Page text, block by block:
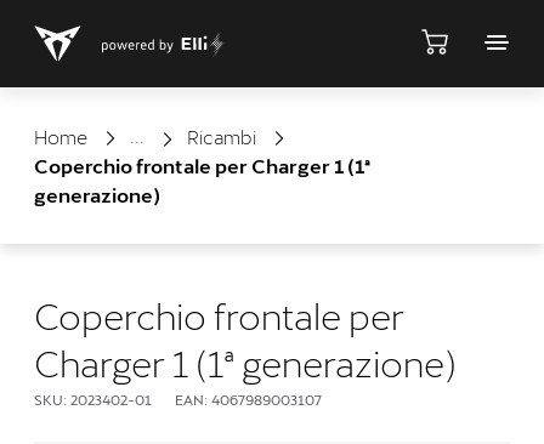
Home NegozioRicambi
Coperchio frontale per Charger 1 (1ª
generazione)
Coperchio frontale per
Charger 1 (1ª generazione)
SKU: 2023402-01 EAN: 4067989003107